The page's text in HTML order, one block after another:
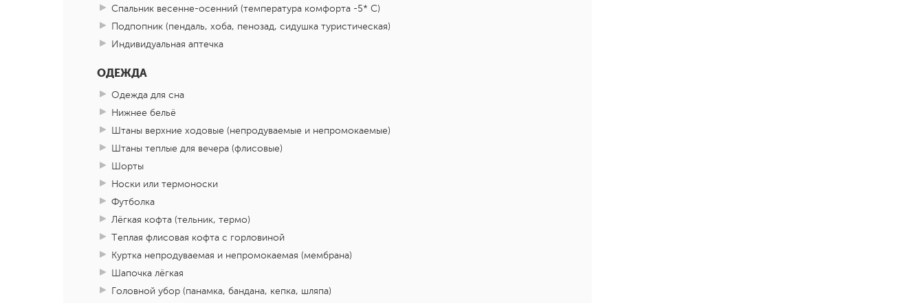
Спальник весенне-осенний (температура комфорта -5* С)
Подпопник (пендаль, хоба, пенозад, сидушка туристическая)
Индивидуальная аптечка
ОДЕЖДА
Одежда для сна
Нижнее бельё
Штаны верхние ходовые (непродуваемые и непромокаемые)
Штаны теплые для вечера (флисовые)
Шорты
Носки или термоноски
Футболка
Лёгкая кофта (тельник, термо)
Теплая флисовая кофта с горловиной
Куртка непродуваемая и непромокаемая (мембрана)
Шапочка лёгкая
Головной убор (панамка, бандана, кепка, шляпа)